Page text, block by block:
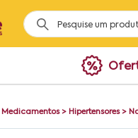
Medicamentos> Hipertensores>